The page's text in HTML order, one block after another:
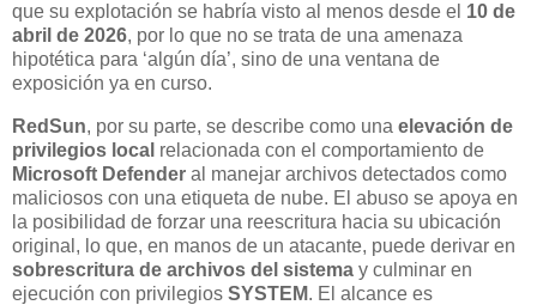
que su explotación se habría visto al menos desde el 10 de
abril de 2026, por lo que no se trata de una amenaza
hipotética para ‘algún día’, sino de una ventana de
exposición ya en curso.
RedSun, por su parte, se describe como una elevación de
privilegios local relacionada con el comportamiento de
Microsoft Defender al manejar archivos detectados como
maliciosos con una etiqueta de nube. El abuso se apoya en
la posibilidad de forzar una reescritura hacia su ubicación
original, lo que, en manos de un atacante, puede derivar en
sobrescritura de archivos del sistema y culminar en
ejecución con privilegios SYSTEM. El alcance es